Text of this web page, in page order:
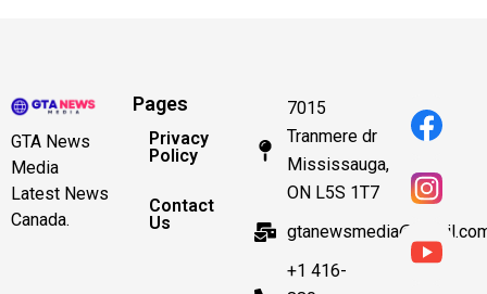
GTA News
Media
Latest News
Canada.
Pages
Privacy
Policy
Contact
Us
7015
Tranmere dr
Mississauga,
ON L5S 1T7
+1 416-